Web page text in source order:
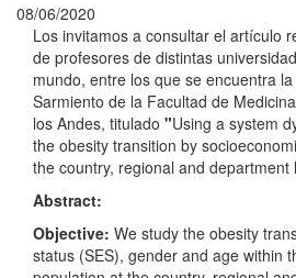
08/06/2020
Los invitamos a consultar el artículo
de profesores de distintas
mundo, entre los que se encuentra
Sarmiento de la Facultad de
los Andes, titulado "Using a system
the obesity transition by
the country, regional and department
Abstract:
Objective: We study the obesity
status (SES), gender and age within